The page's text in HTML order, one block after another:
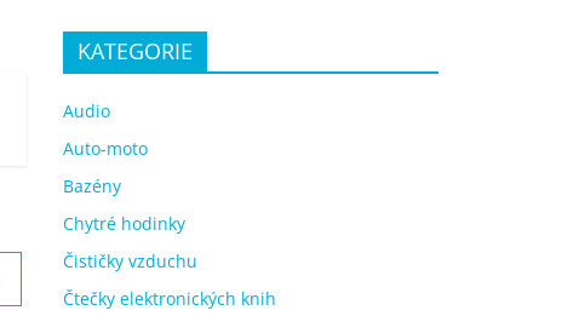
KATEGORIE
Audio
Auto-moto
Bazény
Chytré hodinky
Čističky vzduchu
Čtečky elektronických knih